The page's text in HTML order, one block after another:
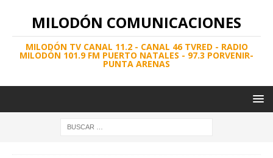
MILODÓN COMUNICACIONES
MILODÓN TV CANAL 11.2 - CANAL 46 TVRED - RADIO
MILODÓN 101.9 FM PUERTO NATALES - 97.3 PORVENIR-
PUNTA ARENAS